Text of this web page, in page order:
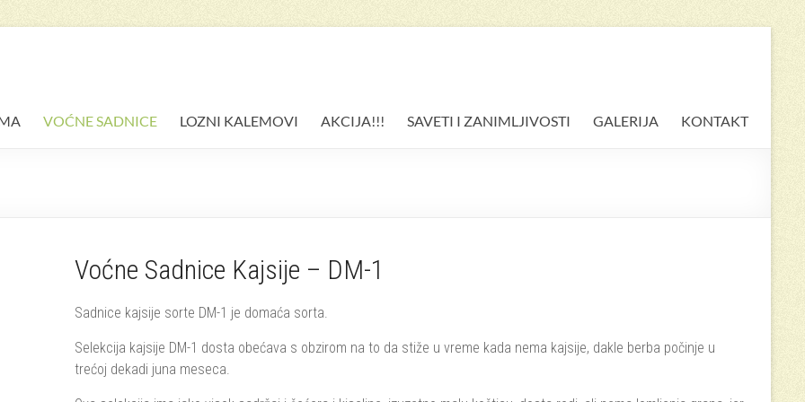
VOĆNE SADNICE LOZNI KALEMOVI AKCIJA!!! SAVETI I ZANIMLJIVOSTI GALERIJA KONTAKT
Voćne Sadnice Kajsije – DM-1
Sadnice kajsije sorte DM-1 je domaća sorta.
Selekcija kajsije DM-1 dosta obećava s obzirom na to da stiže u vreme kada nema kajsije, dakle berba počinje u
trećoj dekadi juna meseca.